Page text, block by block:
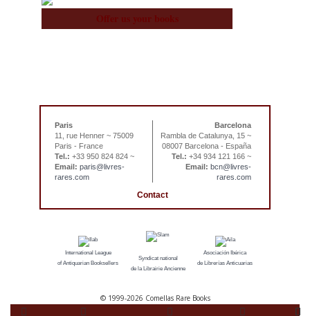
Paris
11, rue Henner ~ 75009
Paris - France
Tel.: +33 950 824 824 ~
Email: paris@livres-
rares.com
Barcelona
Rambla de Catalunya, 15 ~
08007 Barcelona - España
Tel.: +34 934 121 166 ~
Email: bcn@livres-
rares.com
Contact
International League
of Antiquarian Booksellers
Syndicat national
de la Librairie Ancienne
Asociación Ibérica
de Librerías Anticuarias
© 1999-2026 Comellas Rare Books